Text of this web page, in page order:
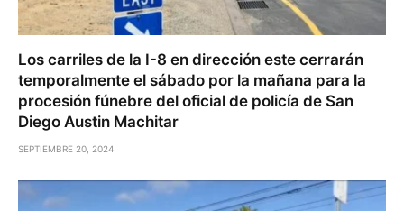
Los carriles de la I-8 en dirección este cerrarán
temporalmente el sábado por la mañana para la
procesión fúnebre del oficial de policía de San
Diego Austin Machitar
SEPTIEMBRE 20, 2024